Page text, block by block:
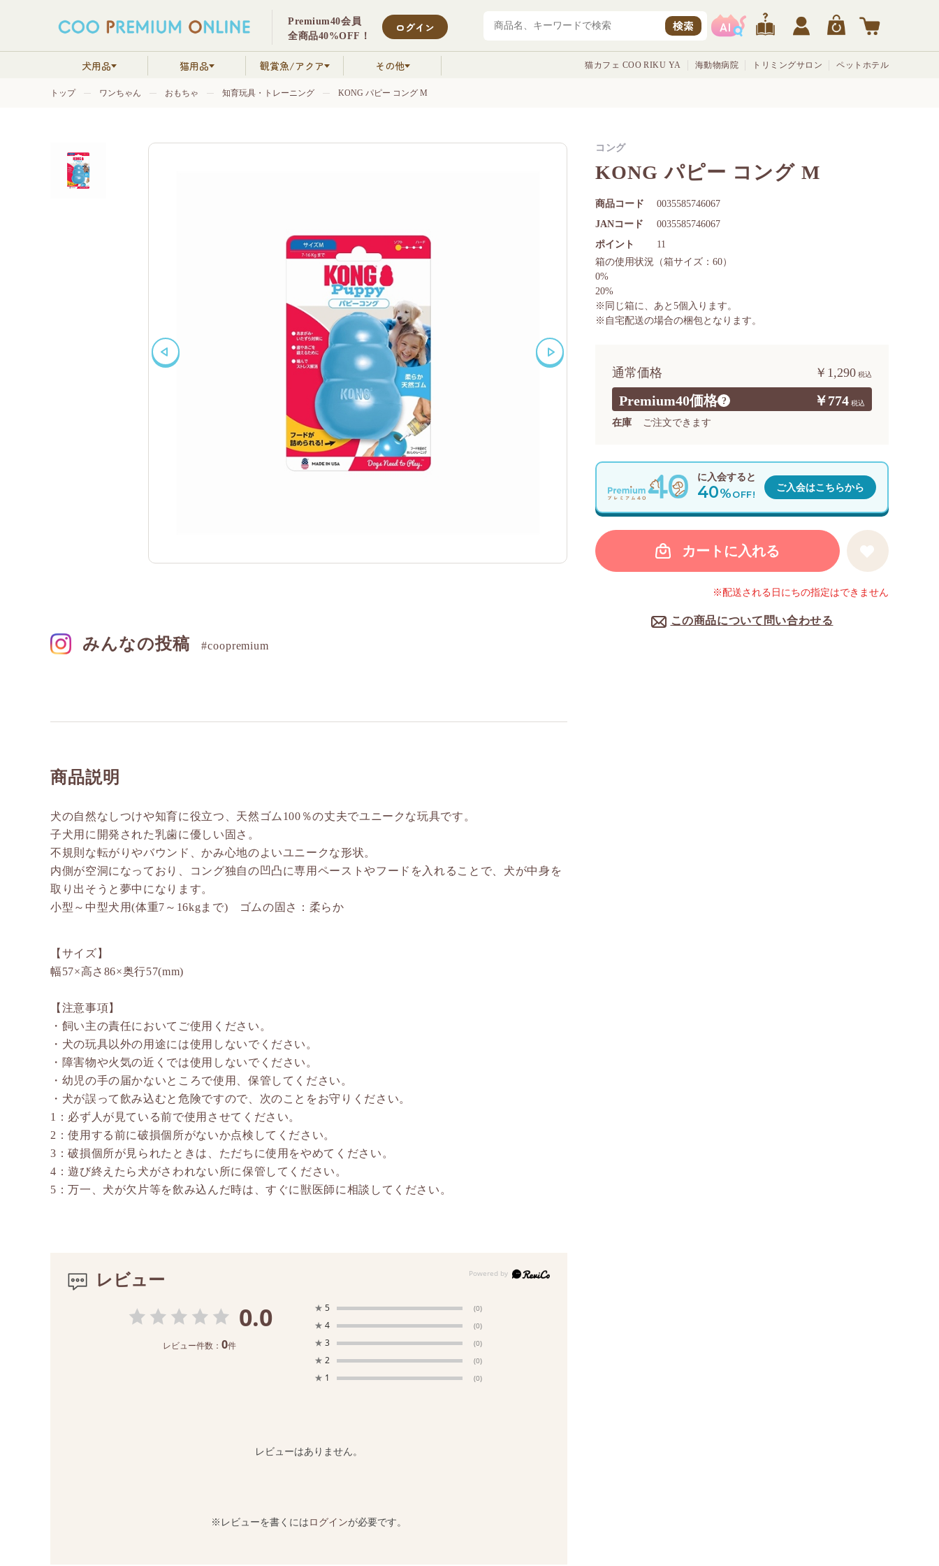
Premium40会員
全商品40%OFF！
ログイン 検索
犬用品 猫用品 観賞魚/アクア その他 猫カフェ COO RIKU YA 海動物病院 トリミングサロン ペットホテル
トップ ワンちゃん おもちゃ 知育玩具・トレーニング KONG パピー コング M
みんなの投稿 #coopremium
商品説明
犬の自然なしつけや知育に役立つ、天然ゴム100％の丈夫でユニークな玩具です。
子犬用に開発された乳歯に優しい固さ。
不規則な転がりやバウンド、かみ心地のよいユニークな形状。
内側が空洞になっており、コング独自の凹凸に専用ペーストやフードを入れることで、犬が中身を
取り出そうと夢中になります。
小型～中型犬用(体重7～16kgまで) ゴムの固さ：柔らか
【サイズ】
幅57×高さ86×奥行57(mm)
【注意事項】
・飼い主の責任においてご使用ください。
・犬の玩具以外の用途には使用しないでください。
・障害物や火気の近くでは使用しないでください。
・幼児の手の届かないところで使用、保管してください。
・犬が誤って飲み込むと危険ですので、次のことをお守りください。
1：必ず人が見ている前で使用させてください。
2：使用する前に破損個所がないか点検してください。
3：破損個所が見られたときは、ただちに使用をやめてください。
4：遊び終えたら犬がさわれない所に保管してください。
5：万一、犬が欠片等を飲み込んだ時は、すぐに獣医師に相談してください。
レビュー
0.0
レビュー件数： 0件
★ 5 (0)
★ 4 (0)
★ 3 (0)
★ 2 (0)
★ 1 (0)
レビューはありません。
※レビューを書くにはログインが必要です。
KONG パピー コング M
Premium40価格 ? ￥774
通常価格 ￥1,290
在庫 ご注文できます
商品コード 0035585746067
ポイント 11
JANコード 0035585746067
カートに入れる
この商品について問い合わせる
箱の使用状況 （箱サイズ：60）
0%
20%
※同じ箱に、あと 5個入ります。
※自宅配送の場合の梱包となります。
コング
※配送される日にちの指定はできません
に入会すると
40%OFF!
ご入会はこちらから